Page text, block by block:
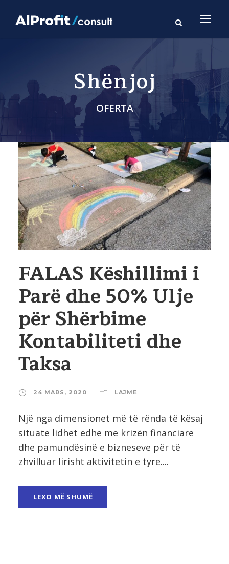
Shënjoj
OFERTA
FALAS Këshillimi i
Parë dhe 50% Ulje
për Shërbime
Kontabiliteti dhe
Taksa
24 MARS, 2020 LAJME
Një nga dimensionet më të rënda të kësaj
situate lidhet edhe me krizën financiare
dhe pamundësinë e bizneseve për të
zhvilluar lirisht aktivitetin e tyre....
LEXO MË SHUMË